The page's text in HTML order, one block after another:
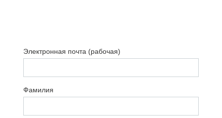
Электронная почта (рабочая)
Фамилия